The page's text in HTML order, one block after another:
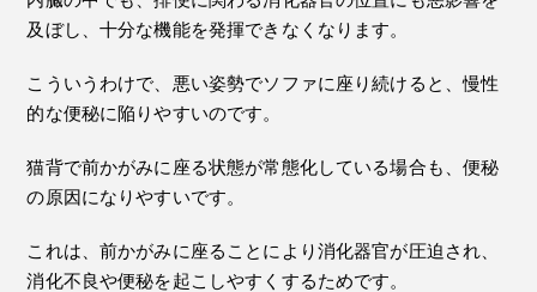
及ぼし、十分な機能を発揮できなくなります。
こういうわけで、悪い姿勢でソファに座り続けると、慢性
的な便秘に陥りやすいのです。
猫背で前かがみに座る状態が常態化している場合も、便秘
の原因になりやすいです。
これは、前かがみに座ることにより消化器官が圧迫され、
消化不良や便秘を起こしやすくするためです。